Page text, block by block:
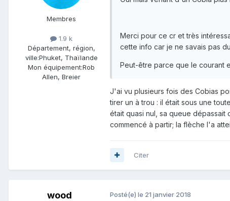
Membres
1.9 k
Département, région,
ville:Phuket, Thaïlande
Mon équipement:Rob
Allen, Breier
Merci pour ce cr et très
cette info car je ne savais pas
Peut-être parce que le courant
J'ai vu plusieurs fois des Cobias
tirer un à trou : il était sous une
était quasi nul, sa queue
commencé à partir; la flèche l'a
Citer
wood Posté(e) le 21 janvier 2018